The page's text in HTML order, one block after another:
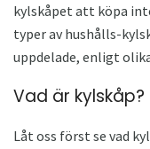
kylskåpet att köpa
typer av hushålls-
uppdelade, enligt
Vad är kylskåp?
Låt oss först se vad